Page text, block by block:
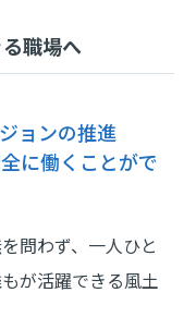
職場へ
ョンの推進
に働くことがで
問わず、一人ひと
が活躍できる風土